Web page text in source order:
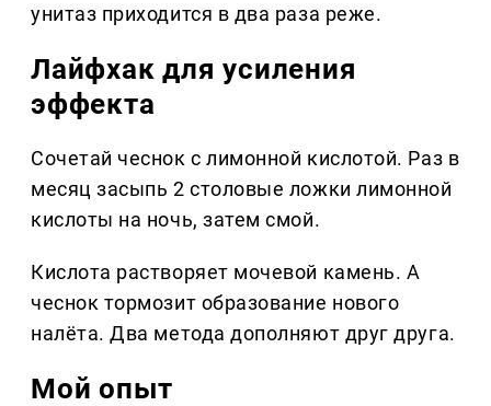
унитаз приходится в два раза реже.
Лайфхак для усиления
эффекта
Сочетай чеснок с лимонной кислотой. Раз в
месяц засыпь 2 столовые ложки лимонной
кислоты на ночь, затем смой.
Кислота растворяет мочевой камень. А
чеснок тормозит образование нового
налёта. Два метода дополняют друг друга.
Мой опыт